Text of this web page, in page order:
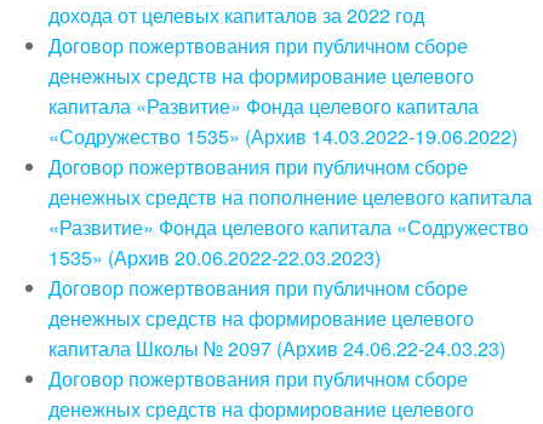
дохода от целевых капиталов за 2022 год
Договор пожертвования при публичном сборе
денежных средств на формирование целевого
капитала «Развитие» Фонда целевого капитала
«Содружество 1535» (Архив 14.03.2022-19.06.2022)
Договор пожертвования при публичном сборе
денежных средств на пополнение целевого капитала
«Развитие» Фонда целевого капитала «Содружество
1535» (Архив 20.06.2022-22.03.2023)
Договор пожертвования при публичном сборе
денежных средств на формирование целевого
капитала Школы № 2097 (Архив 24.06.22-24.03.23)
Договор пожертвования при публичном сборе
денежных средств на формирование целевого